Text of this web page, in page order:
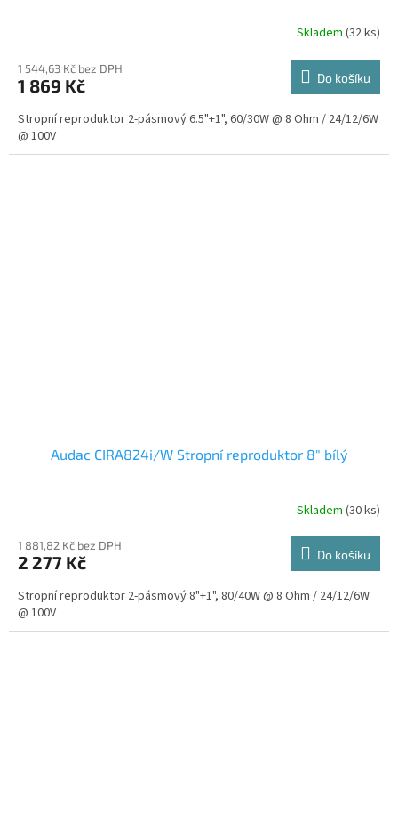
Skladem (32 ks)
1 544,63 Kč bez DPH
1 869 Kč Do košíku
Stropní reproduktor 2-pásmový 6.5"+1", 60/30W @ 8 Ohm / 24/12/6W
@ 100V
Audac CIRA824i/W Stropní reproduktor 8" bílý
Skladem (30 ks)
1 881,82 Kč bez DPH
2 277 Kč Do košíku
Stropní reproduktor 2-pásmový 8"+1", 80/40W @ 8 Ohm / 24/12/6W
@ 100V